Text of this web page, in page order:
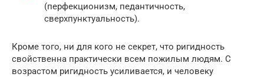
(перфекционизм, педантичность,
сверхпунктуальность).
Кроме того, ни для кого не секрет, что ригидность
свойственна практически всем пожилым людям. С
возрастом ригидность усиливается, и человеку